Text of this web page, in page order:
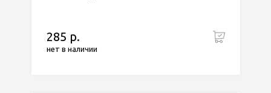
285 р.
нет в наличии